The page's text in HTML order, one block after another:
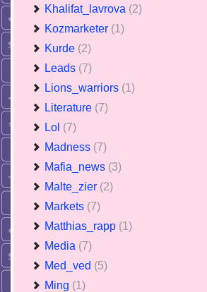
Khalifat_lavrova (2)
Kozmarketer (1)
Kurde (2)
Leads (7)
Lions_warriors (1)
Literature (7)
Lol (7)
Madness (7)
Mafia_news (3)
Malte_zier (2)
Markets (7)
Matthias_rapp (1)
Media (7)
Med_ved (5)
Ming (1)